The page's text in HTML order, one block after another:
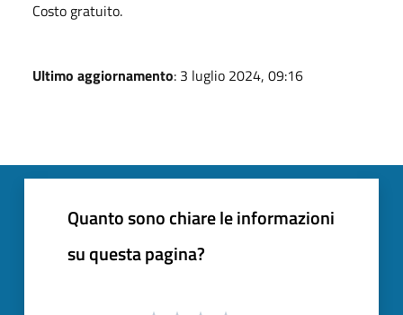
Costo gratuito.
Ultimo aggiornamento: 3 luglio 2024, 09:16
Quanto sono chiare le informazioni
su questa pagina?